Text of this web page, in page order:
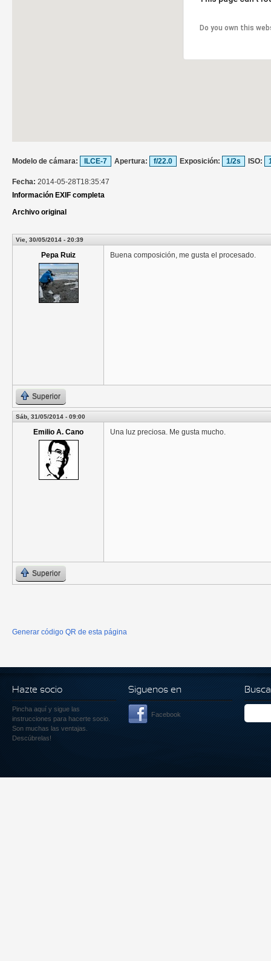
Do you own this
Modelo de cámara: ILCE-7 Apertura: f/22.0 Exposición: 1/2s ISO:
Fecha: 2014-05-28T18:35:47
Información EXIF completa
Archivo original
Vie, 30/05/2014 - 20:39
Pepa Ruiz Buena composición, me gusta el procesado.
Superior
Sáb, 31/05/2014 - 09:00
Emilio A. Cano Una luz preciosa. Me gusta mucho.
Superior
Generar código QR de esta página
Hazte socio
Pincha aquí y sigue las
instrucciones para hacerte socio.
Son muchas las ventajas.
Descúbrelas!
Siguenos en
Facebook